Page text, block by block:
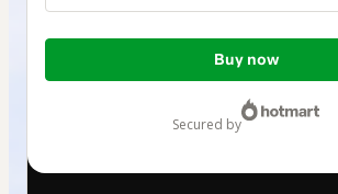
Total
Buy now
secured by